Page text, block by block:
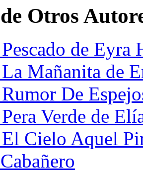
Otros
de Eyra
Mañanita de
De
Verde de
El Cielo Aquel